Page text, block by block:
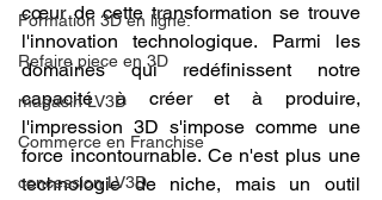
Formation 3D en ligne.
Refaire piece en 3D
magasin LV3D
Commerce en Franchise
concession LV3D
cœur de cette transformation se trouve
l'innovation technologique. Parmi les
domaines qui redéfinissent notre
capacité à créer et à produire,
l'impression 3D s'impose comme une
force incontournable. Ce n'est plus une
technologie de niche, mais un outil